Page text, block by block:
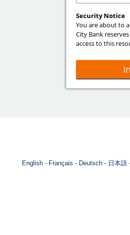
Security Notice
You are about to
City Bank
access to this
English Français Deutsch 日本語